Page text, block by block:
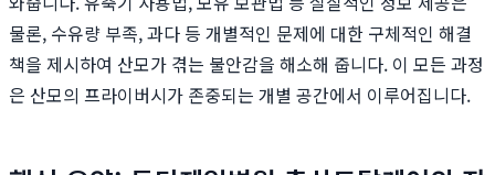
물론, 수유량 부족, 과다 등 개별적인 문제에 대한 구체적인 해결
책을 제시하여 산모가 겪는 불안감을 해소해 줍니다. 이 모든 과정
은 산모의 프라이버시가 존중되는 개별 공간에서 이루어집니다.